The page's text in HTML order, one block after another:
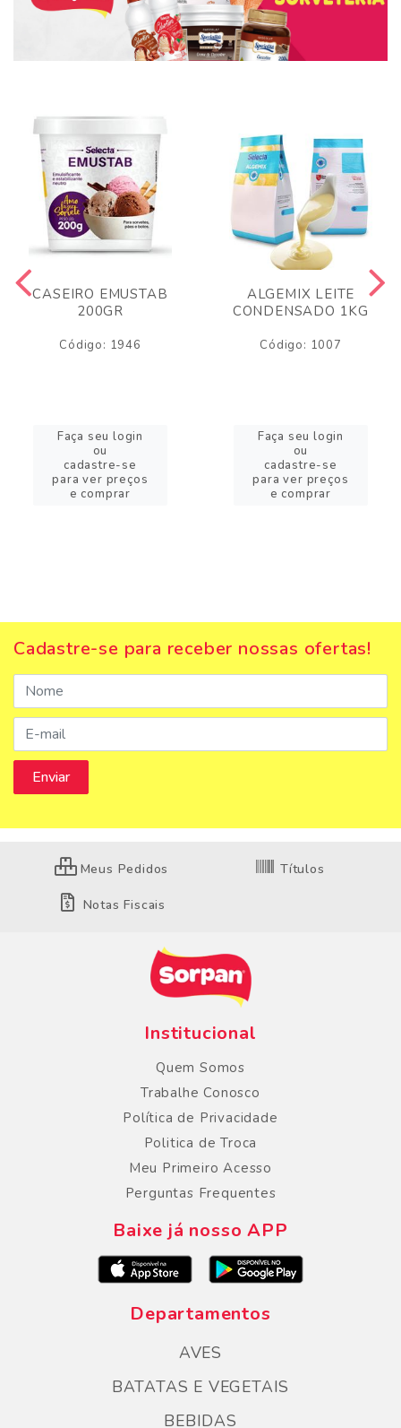
CASEIRO EMUSTAB
200GR
Código: 1946
Faça seu login
ou
cadastre-se
para ver preços
e comprar
ALGEMIX LEITE
CONDENSADO 1KG
Código: 1007
Faça seu login
ou
cadastre-se
para ver preços
e comprar
Cadastre-se para receber nossas ofertas!
Meus Pedidos Títulos
Notas Fiscais
Institucional
Quem Somos
Trabalhe Conosco
Política de Privacidade
Politica de Troca
Meu Primeiro Acesso
Perguntas Frequentes
Baixe já nosso APP
Departamentos
AVES
BATATAS E VEGETAIS
BEBIDAS